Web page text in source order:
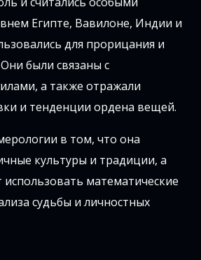
Египте, Вавилоне, Индии и
для прорицания и
были связаны с
а также отражали
и тенденции ордена вещей.
в том, что она
культуры и традиции, а
использовать математические
судьбы и личностных